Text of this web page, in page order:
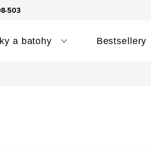
503
a batohy Bestsellery